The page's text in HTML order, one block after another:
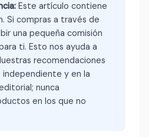
Este artículo contiene
Si compras a través de
una pequeña comisión
ti. Esto nos ayuda a
recomendaciones
independiente y en la
nunca
en los que no